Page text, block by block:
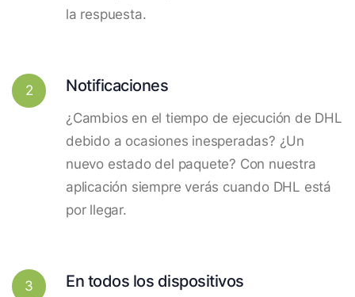
la respuesta.
2 Notificaciones
¿Cambios en el tiempo de ejecución de DHL
debido a ocasiones inesperadas? ¿Un
nuevo estado del paquete? Con nuestra
aplicación siempre verás cuando DHL está
por llegar.
3 En todos los dispositivos